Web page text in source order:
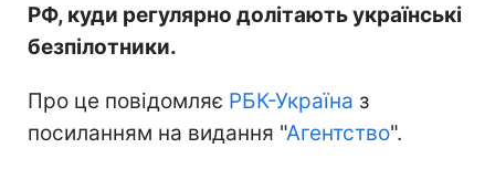
РФ, куди регулярно долітають українські
безпілотники.
Про це повідомляє РБК-Україна з
посиланням на видання "Агентство".